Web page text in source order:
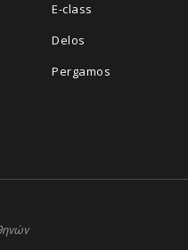
E-class
Delos
Pergamos